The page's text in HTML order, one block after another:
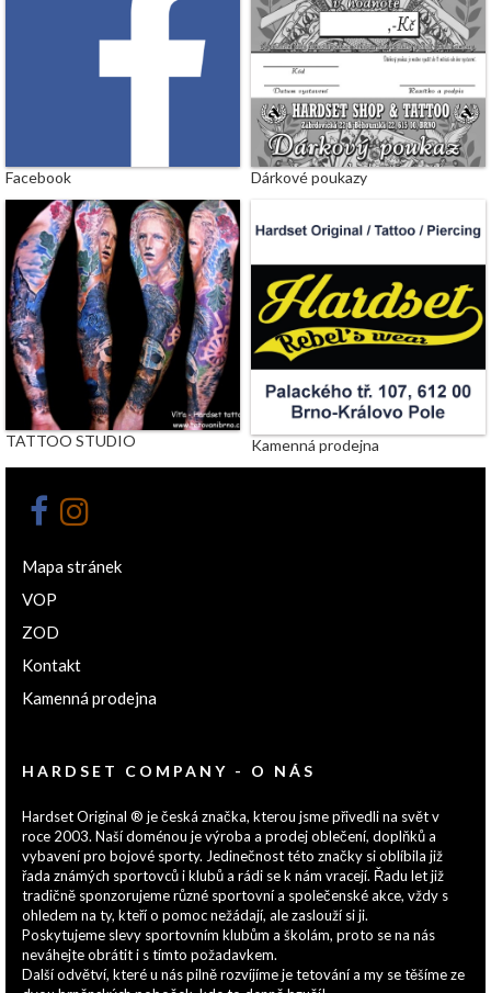
Facebook Dárkové poukazy
TATTOO STUDIO Kamenná prodejna
Mapa stránek
VOP
ZOD
Kontakt
Kamenná prodejna
HARDSET COMPANY - O NÁS
Hardset Original ® je česká značka, kterou jsme přivedli na svět v
roce 2003. Naší doménou je výroba a prodej oblečení, doplňků a
vybavení pro bojové sporty. Jedinečnost této značky si oblíbila již
řada známých sportovců i klubů a rádi se k nám vracejí. Řadu let již
tradičně sponzorujeme různé sportovní a společenské akce, vždy s
ohledem na ty, kteří o pomoc nežádají, ale zaslouží si ji.
Poskytujeme slevy sportovním klubům a školám, proto se na nás
neváhejte obrátit i s tímto požadavkem.
Další odvětví, které u nás pilně rozvíjíme je tetování a my se těšíme ze